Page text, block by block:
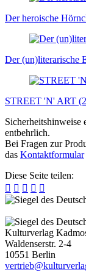
Der heroische
Der (un)literarische
STREET 'N' ART
Sicherheitshinweise
entbehrlich.
Bei Fragen zur
das Kontaktformular
Diese Seite teilen:
    
Kulturverlag
Waldenserstr. 2-4
10551 Berlin
vertrieb@kulturverla